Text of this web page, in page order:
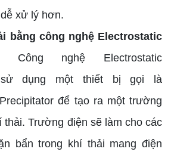
xử lý hơn.
bằng công nghệ Electrostatic
Công nghệ Electrostatic
sử dụng một thiết bị gọi là
để tạo ra một trường
thải. Trường điện sẽ làm cho các
bẩn trong khí thải mang điện